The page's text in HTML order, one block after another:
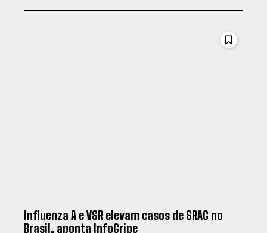
Influenza A e VSR elevam casos de SRAG no
Brasil, aponta InfoGripe